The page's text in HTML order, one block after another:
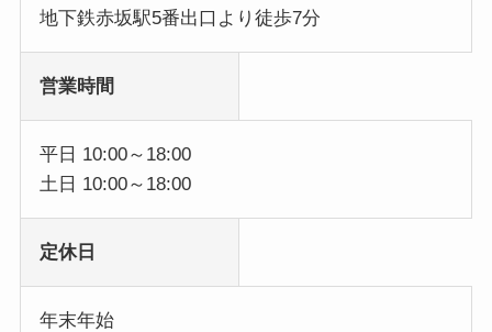
地下鉄赤坂駅5番出口より徒歩7分
営業時間
平日 10:00～18:00
土日 10:00～18:00
定休日
年末年始